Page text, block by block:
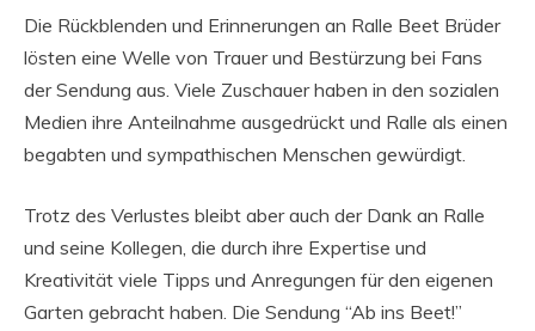
Die Rückblenden und Erinnerungen an Ralle Beet Brüder
lösten eine Welle von Trauer und Bestürzung bei Fans
der Sendung aus. Viele Zuschauer haben in den sozialen
Medien ihre Anteilnahme ausgedrückt und Ralle als einen
begabten und sympathischen Menschen gewürdigt.
Trotz des Verlustes bleibt aber auch der Dank an Ralle
und seine Kollegen, die durch ihre Expertise und
Kreativität viele Tipps und Anregungen für den eigenen
Garten gebracht haben. Die Sendung “Ab ins Beet!”